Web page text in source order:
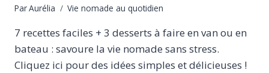
ParAurélia Vie nomade au quotidien
7 recettes faciles + 3 desserts à faire en van ou en
bateau : savoure la vie nomade sans stress.
Cliquez ici pour des idées simples et délicieuses !